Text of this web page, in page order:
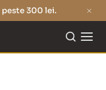
300 lei.